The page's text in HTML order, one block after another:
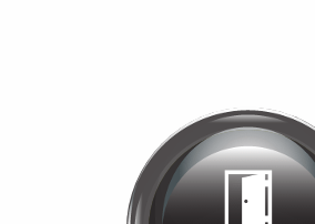
Bienvenue chez
JULIE CARPIO